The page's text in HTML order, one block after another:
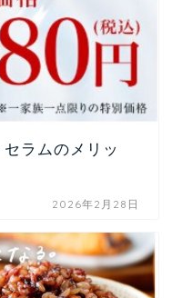
ラムのメリッ
2026年2月28日